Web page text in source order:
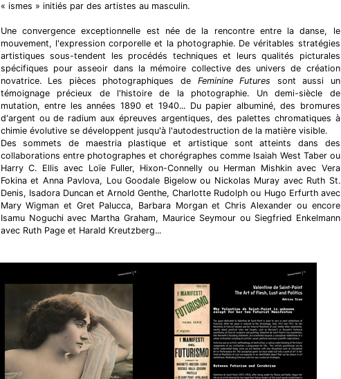
« ismes » initiés par des artistes au masculin.
Une convergence exceptionnelle est née de la rencontre entre la danse, le
mouvement, l'expression corporelle et la photographie. De véritables stratégies
artistiques sous-tendent les procédés techniques et leurs qualités picturales
spécifiques pour asseoir dans la mémoire collective des univers de création
novatrice. Les pièces photographiques de Feminine Futures sont aussi un
témoignage précieux de l'histoire de la photographie. Un demi-siècle de
mutation, entre les années 1890 et 1940... Du papier albuminé, des bromures
d'argent ou de radium aux épreuves argentiques, des palettes chromatiques à
chimie évolutive se développent jusqu'à l'autodestruction de la matière visible.
Des sommets de maestria plastique et artistique sont atteints dans des
collaborations entre photographes et chorégraphes comme Isaiah West Taber ou
Harry C. Ellis avec Loïe Fuller, Hixon-Connelly ou Herman Mishkin avec Vera
Fokina et Anna Pavlova, Lou Goodale Bigelow ou Nickolas Muray avec Ruth St.
Denis, Isadora Duncan et Arnold Genthe, Charlotte Rudolph ou Hugo Erfurth avec
Mary Wigman et Gret Palucca, Barbara Morgan et Chris Alexander ou encore
Isamu Noguchi avec Martha Graham, Maurice Seymour ou Siegfried Enkelmann
avec Ruth Page et Harald Kreutzberg...